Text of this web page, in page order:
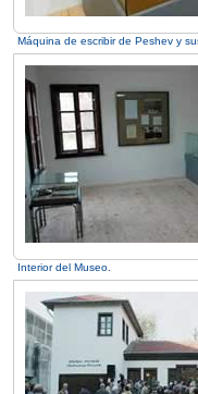
Máquina de escribir de Peshev y
Interior del Museo.